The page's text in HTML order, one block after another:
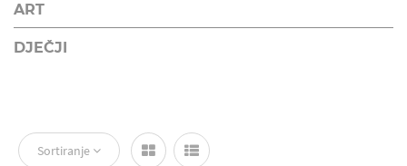
ART
DJEČJI
Sortiranje